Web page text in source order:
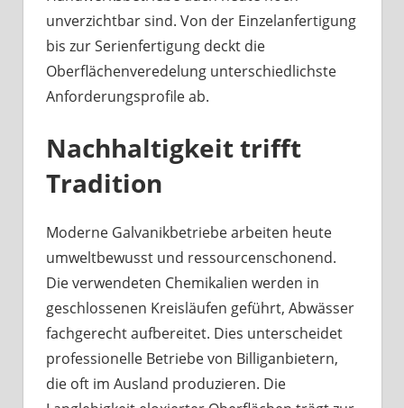
unverzichtbar sind. Von der Einzelanfertigung
bis zur Serienfertigung deckt die
Oberflächenveredelung unterschiedlichste
Anforderungsprofile ab.
Nachhaltigkeit trifft
Tradition
Moderne Galvanikbetriebe arbeiten heute
umweltbewusst und ressourcenschonend.
Die verwendeten Chemikalien werden in
geschlossenen Kreisläufen geführt, Abwässer
fachgerecht aufbereitet. Dies unterscheidet
professionelle Betriebe von Billiganbietern,
die oft im Ausland produzieren. Die